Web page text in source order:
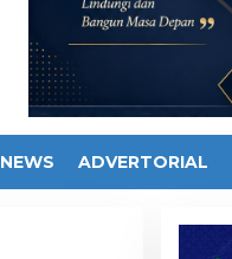
NEWS ADVERTORIAL